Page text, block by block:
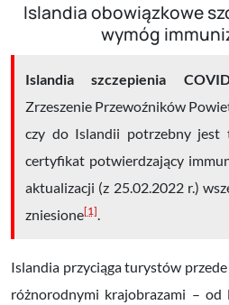
Islandia obowiązkowe
wymóg
Islandia szczepienia
Zrzeszenie Przewoźników
czy do Islandii potrzebny jest
certyfikat potwierdzający
aktualizacji (z 25.02.2022 r.)
zniesione[1].
Islandia przyciąga turystów
różnorodnymi krajobrazami –